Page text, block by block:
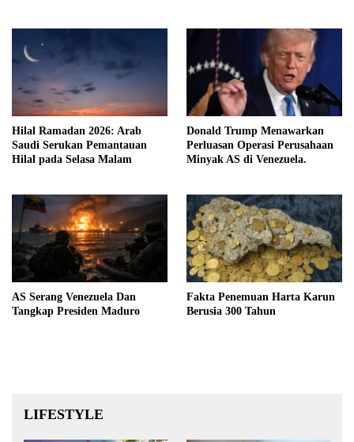
Hilal Ramadan 2026: Arab
Saudi Serukan Pemantauan
Hilal pada Selasa Malam
Donald Trump Menawarkan
Perluasan Operasi Perusahaan
Minyak AS di Venezuela.
AS Serang Venezuela Dan
Tangkap Presiden Maduro
Fakta Penemuan Harta Karun
Berusia 300 Tahun
LIFESTYLE